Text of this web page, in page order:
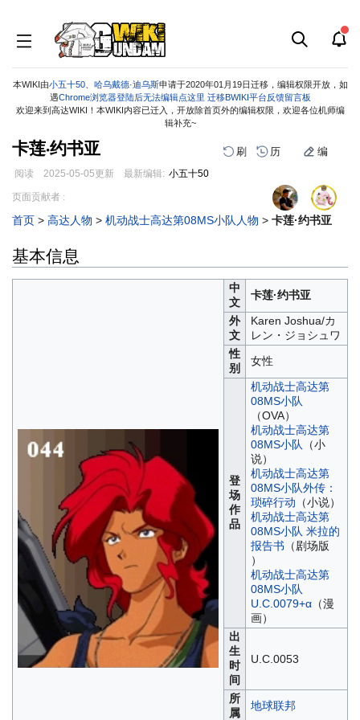
本WIKI由小五十50、 哈乌戴德·迪乌斯申请于2020年01月19日迁移，编辑权限开放，如
遇Chrome浏览器登陆后无法编辑点这里 迁移BWIKI平台反馈留言板
欢迎来到高达WIKI！本WIKI内容已迁入，开放除首页外的编辑权限，欢迎各位机师编
辑补充~
卡莲·约书亚 刷 历 编
阅读 2025-05-05更新 最新编辑: 小五十50
跳
导
跳
搜
页面贡献者 :
首页 > 高达人物 > 机动战士高达第08MS小队人物 > 卡莲·约书亚
基本信息
中
文
卡莲·约书亚
外
文
Karen Joshua/カ
レン・ジョシュワ
性
别
女性
登
场
作
品
机动战士高达第
08MS小队
（OVA）
机动战士高达第
08MS小队 （小
说）
机动战士高达第
08MS小队外传：
琐碎行动 （小说）
机动战士高达第
08MS小队 米拉的
报告书 （剧场版
）
机动战士高达第
08MS小队
U.C.0079+α（漫
画）
出
生
时
间
U.C.0053
所
属
地球联邦